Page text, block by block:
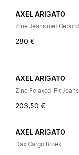
AXEL ARIGATO
280 €
AXEL ARIGATO
Zine Relaxed-Fit Jeans
203,50 €
AXEL ARIGATO
Dax Cargo Broek